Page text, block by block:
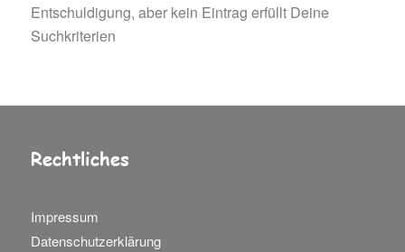
Entschuldigung, aber kein Eintrag erfüllt Deine
Suchkriterien
Rechtliches
Impressum
Datenschutzerklärung